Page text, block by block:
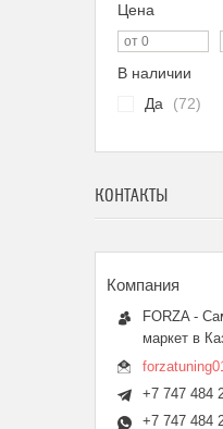
Цена
В наличии
Да
72
КОНТАКТЫ
FORZA -
маркет в
+7 747 484
+7 747 484